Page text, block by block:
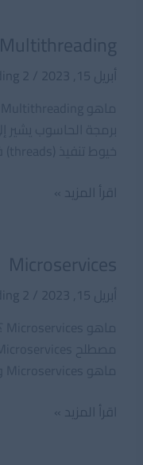
Multithreading
أبريل 15, 2023 /
2 minutes of reading
Multithreading
اقرأ المزيد »
Microservices
أبريل 15, 2023 /
2 minutes of reading
Microservices
اقرأ المزيد »